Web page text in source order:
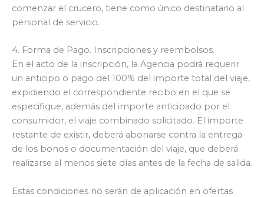
comenzar el crucero, tiene como único destinatario al
personal de servicio.
4. Forma de Pago. Inscripciones y reembolsos.
En el acto de la inscripción, la Agencia podrá requerir
un anticipo o pago del 100% del importe total del viaje,
expidiendo el correspondiente recibo en el que se
especifique, además del importe anticipado por el
consumidor, el viaje combinado solicitado. El importe
restante de existir, deberá abonarse contra la entrega
de los bonos o documentación del viaje, que deberá
realizarse al menos siete días antes de la fecha de salida.
Estas condiciones no serán de aplicación en ofertas